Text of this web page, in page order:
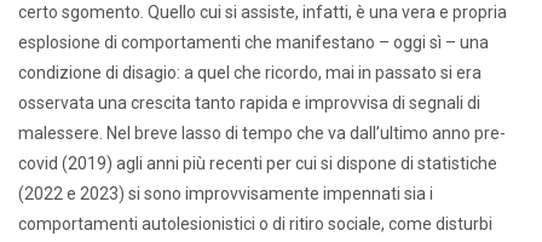
certo sgomento. Quello cui si assiste, infatti, è una vera e propria
esplosione di comportamenti che manifestano – oggi sì – una
condizione di disagio: a quel che ricordo, mai in passato si era
osservata una crescita tanto rapida e improvvisa di segnali di
malessere. Nel breve lasso di tempo che va dall’ultimo anno pre-
covid (2019) agli anni più recenti per cui si dispone di statistiche
(2022 e 2023) si sono improvvisamente impennati sia i
comportamenti autolesionistici o di ritiro sociale, come disturbi